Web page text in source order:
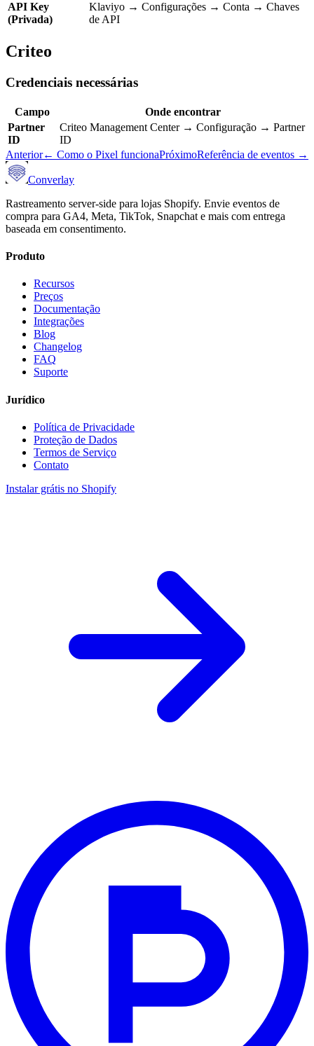
API Key
(Privada)
Klaviyo → Configurações → Conta → Chaves
de API
Criteo
Credenciais necessárias
Campo
Onde encontrar
Partner
ID
Criteo Management Center → Configuração → Partner
ID
Anterior← Como o Pixel funcionaPróximoReferência de eventos →
Converlay
Rastreamento server-side para lojas Shopify. Envie eventos de
compra para GA4, Meta, TikTok, Snapchat e mais com entrega
baseada em consentimento.
Produto
Recursos
Preços
Documentação
Integrações
Blog
Changelog
FAQ
Suporte
Jurídico
Política de Privacidade
Proteção de Dados
Termos de Serviço
Contato
Instalar grátis no Shopify